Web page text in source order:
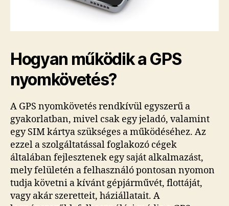
Hogyan működik a GPS
nyomkövetés?
A GPS nyomkövetés rendkívül egyszerű a
gyakorlatban, mivel csak egy jeladó, valamint
egy SIM kártya szükséges a működéséhez. Az
ezzel a szolgáltatással foglakozó cégek
általában fejlesztenek egy saját alkalmazást,
mely felületén a felhasználó pontosan nyomon
tudja követni a kívánt gépjárművét, flottáját,
vagy akár szeretteit, háziállatait. A